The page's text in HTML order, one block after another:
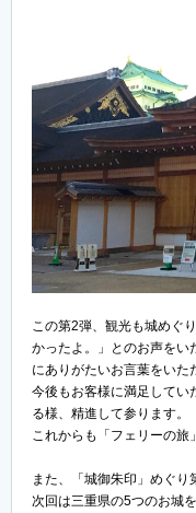
この第2弾、観光も城めぐ
かったよ。」とのお声をい
にありがたいお言葉をいた
今後もお客様に満足してい
る様、精進して参ります。
これからも「フェリーの旅
また、「城御朱印」めぐ
次回は三重県の5つのお城